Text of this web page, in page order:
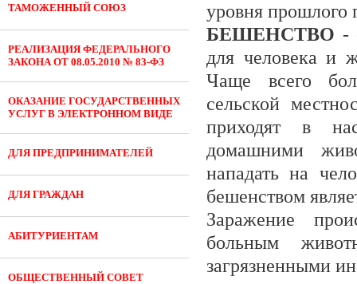
ТАМОЖЕННЫЙ СОЮЗ
РЕАЛИЗАЦИЯ ФЕДЕРАЛЬНОГО
ЗАКОНА ОТ 08.05.2010 № 83-ФЗ
ОКАЗАНИЕ ГОСУДАРСТВЕННЫХ
УСЛУГ В ЭЛЕКТРОННОМ ВИДЕ
ДЛЯ ПРЕДПРИНИМАТЕЛЕЙ
ДЛЯ ГРАЖДАН
АБИТУРИЕНТАМ
ОБЩЕСТВЕННЫЙ СОВЕТ
уровня прошлого
БЕШЕНСТВО -
для человека и
Чаще всего
сельской
приходят в
домашними
нападать на
бешенством
Заражение
больным
загрязненными